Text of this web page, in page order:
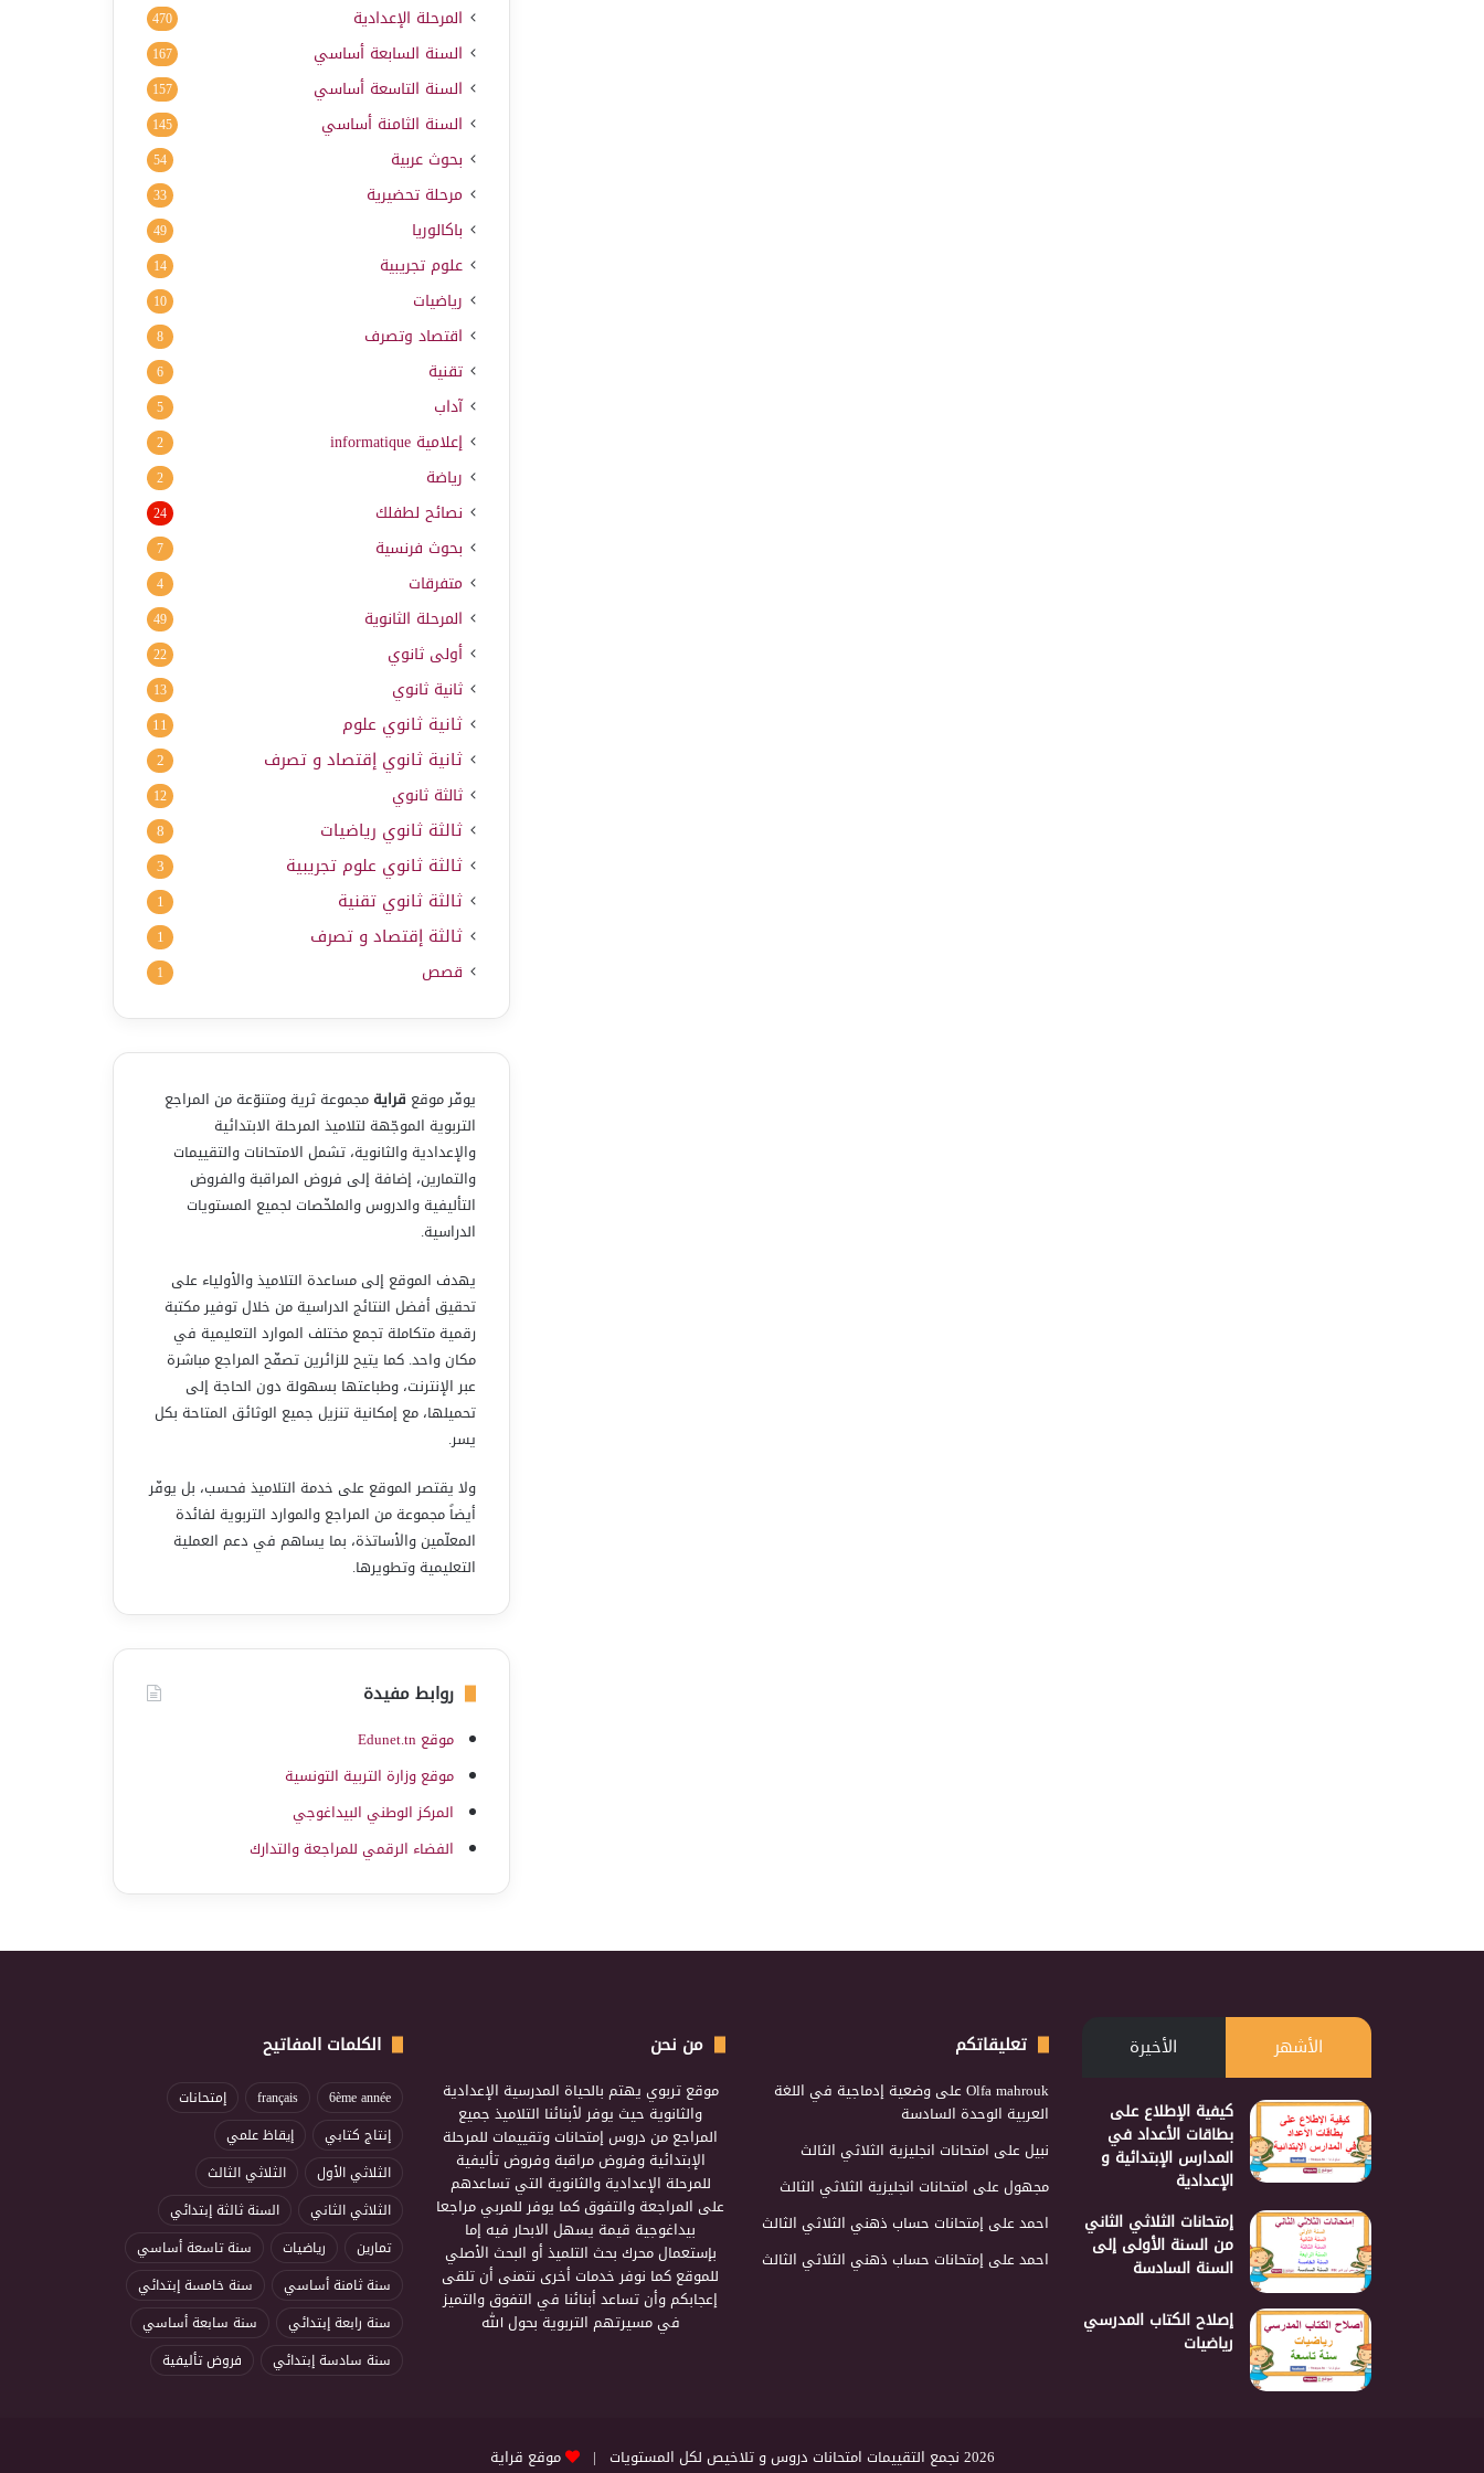
المرحلة الإعدادية 470
السنة السابعة أساسي 167
السنة التاسعة أساسي 157
السنة الثامنة أساسي 145
بحوث عربية 54
مرحلة تحضيرية 33
باكالوريا 49
علوم تجريبية 14
رياضيات 10
اقتصاد وتصرف 8
تقنية 6
آداب 5
إعلامية informatique
2
رياضة 2
نصائح لطفلك 24
بحوث فرنسية 7
متفرقات 4
المرحلة الثانوية 49
أولى ثانوي 22
ثانية ثانوي 13
ثانية ثانوي علوم 11
ثانية ثانوي إقتصاد و تصرف 2
ثالثة ثانوي 12
ثالثة ثانوي رياضيات 8
ثالثة ثانوي علوم تجريبية 3
ثالثة ثانوي تقنية 1
ثالثة إقتصاد و تصرف 1
قصص 1
يوفّر موقع قرايةمجموعة ثرية ومتنوّعة من المراجع
التربوية الموجّهة لتلاميذ المرحلة الابتدائية
والإعدادية والثانوية، تشمل الامتحانات والتقييمات
والتمارين، إضافة إلى فروض المراقبة والفروض
التأليفية والدروس والملخّصات لجميع المستويات
الدراسية.
يهدف الموقع إلى مساعدة التلاميذ والأولياء على
تحقيق أفضل النتائج الدراسية من خلال توفير مكتبة
رقمية متكاملة تجمع مختلف الموارد التعليمية في
مكان واحد. كما يتيح للزائرين تصفّح المراجع مباشرة
عبر الإنترنت، وطباعتها بسهولة دون الحاجة إلى
تحميلها، مع إمكانية تنزيل جميع الوثائق المتاحة بكل
يسر.
ولا يقتصر الموقع على خدمة التلاميذ فحسب، بل يوفّر
أيضاً مجموعة من المراجع والموارد التربوية لفائدة
المعلّمين والأساتذة، بما يساهم في دعم العملية
التعليمية وتطويرها.
روابط مفيدة
موقع Edunet.tn
موقع وزارة التربية التونسية
المركز الوطني البيداغوجي
الفضاء الرقمي للمراجعة والتدارك
الأشهر الأخيرة
كيفية الإطلاع على
بطاقات الأعداد في
المدارس الإبتدائية و
الإعدادية
إمتحانات الثلاثي الثاني
من السنة الأولى إلى
السنة السادسة
إصلاح الكتاب المدرسي
رياضيات
تعليقاتكم
Olfa mahroukعلىوضعية إدماجية في اللغة
العربية الوحدة السادسة
نبيلعلى امتحانات انجليزية الثلاثي الثالث
مجهولعلى امتحانات انجليزية الثلاثي الثالث
احمدعلى إمتحانات حساب ذهني الثلاثي الثالث
احمدعلى إمتحانات حساب ذهني الثلاثي الثالث
من نحن
موقع تربوي يهتم بالحياة المدرسية الإعدادية
والثانوية حيث يوفر لأبنائنا التلاميذ جميع
المراجع من دروس إمتحانات وتقييمات للمرحلة
الإبتدائية وفروض مراقبة وفروض تأليفية
للمرحلة الإعدادية والثانوية التي تساعدهم
على المراجعة والتفوق كما يوفر للمربي مراجعا
بيداغوجية قيمة يسهل الابحار فيه إما
بإستعمال محرك بحث التلميذ أو البحث الأصلي
للموقع كما نوفر خدمات أخرى نتمنى أن تلقى
إعجابكم وأن تساعد أبنائنا في التفوق والتميز
في مسيرتهم التربوية بحول الله
الكلمات المفاتيح
6ème année
français
إمتحانات
إنتاج كتابي
إيقاظ علمي
الثلاثي الأول
الثلاثي الثالث
الثلاثي الثاني
السنة ثالثة إبتدائي
تمارين
رياضيات
سنة تاسعة أساسي
سنة ثامنة أساسي
سنة خامسة إبتدائي
سنة رابعة إبتدائي
سنة سابعة أساسي
سنة سادسة إبتدائي
فروض تأليفية
2026 نجمع التقييمات امتحانات دروس و تلاخيص لكل المستويات | موقع قراية